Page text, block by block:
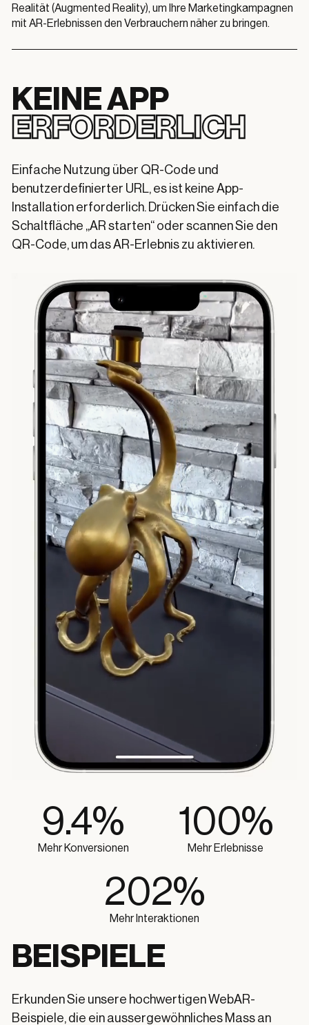
Realität (Augmented Reality), um Ihre Marketingkampagnen
mit AR-Erlebnissen den Verbrauchern näher zu bringen.
KEINE APP
ERFORDERLICH
Einfache Nutzung über QR-Code und
benutzerdefinierter URL, es ist keine App-
Installation erforderlich. Drücken Sie einfach die
Schaltfläche „AR starten“ oder scannen Sie den
QR-Code, um das AR-Erlebnis zu aktivieren.
9.4%
Mehr Konversionen
100%
Mehr Erlebnisse
202%
Mehr Interaktionen
BEISPIELE
Erkunden Sie unsere hochwertigen WebAR-
Beispiele, die ein aussergewöhnliches Mass an